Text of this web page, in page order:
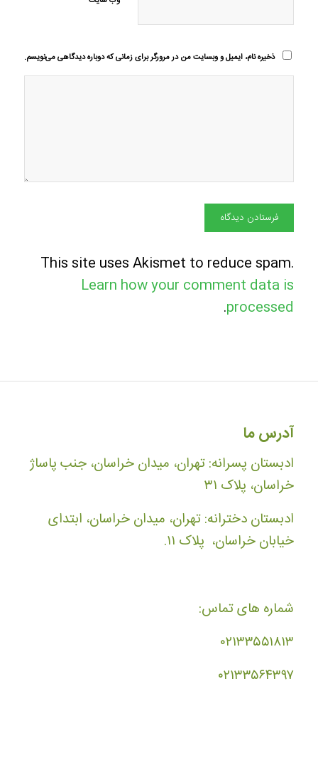
ذخیره نام، ایمیل و وبسایت من در مرورگر برای زمانی که دوباره دیدگاهی می‌نویسم.
This site uses Akismet to reduce spam.
Learn how your comment data is
processed
.
آدرس ما
ادبستان پسرانه: تهران، میدان خراسان، جنب پاساژ
خراسان، پلاک ۳۱
ادبستان دخترانه: تهران، میدان خراسان، ابتدای
خیابان خراسان، پلاک ۱۱.
شماره های تماس:
۰۲۱۳۳۵۵۱۸۱۳
۰۲۱۳۳۵۶۴۳۹۷